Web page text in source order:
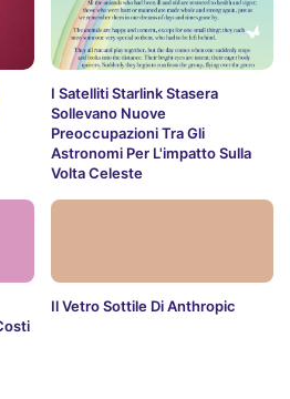
I Satelliti Starlink Stasera
Sollevano Nuove
Preoccupazioni Tra Gli
Astronomi Per L'impatto Sulla
Volta Celeste
Il Vetro Sottile Di Anthropic